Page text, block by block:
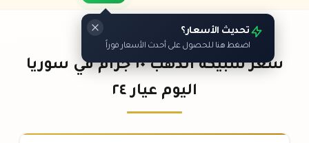
تحديث الأسعار؟
اضغط هنا للحصول على أحدث الأسعار فوراً
سعر سبيكة الذهب ١٠ جرام في سوريا
اليوم عيار ٢٤